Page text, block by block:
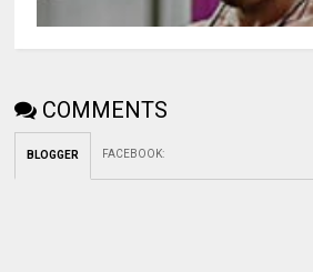
COMMENTS
BLOGGER FACEBOOK: